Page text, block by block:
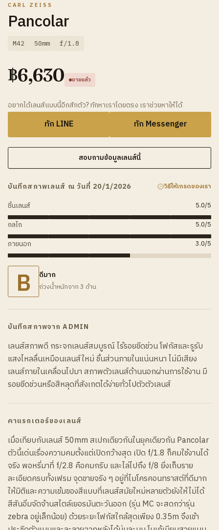
CARL ZEISS
Pancolar
M42 50mm f/1.8
฿6,630 ขายแล้ว
อยากได้เลนส์แบบนี้อีกสักตัว? ทักหาเราโดยตรง เราช่วยหาให้ได้
ทัก LINE ทัก Messenger
สอบถามข้อมูลเลนส์นี้
บันทึกสภาพเลนส์ ณ วันที่ 20/1/2026 วิธีให้เกรดของเรา
ชิ้นเลนส์ 5.0/5
กลไก 5.0/5
ภายนอก 3.0/5
B ดีมาก
ถ่วงน้ำหนักจาก 3 ด้าน
บันทึกสภาพจาก ADMIN
เลนส์สภาพดี กระจกเลนส์สมบูรณ์ ไร้รอยขีดข่วน โฟกัสและรูรับ
แสงไหลลื่นเหมือนเลนส์ใหม่ ชิ้นส่วนภายในแน่นหนา ไม่มีเสียง
เลนส์ภายในเคลื่อนไปมา สภาพตัวเลนส์ด้านนอกผ่านการใช้งาน มี
รอยขีดข่วนหรือสีหลุดที่สังเกตได้ง่ายทั่วไปตัวตัวเลนส์
คาแรกเตอร์ของเลนส์
เมื่อเทียบกับเลนส์ 50mm สเปกเดียวกันในยุคเดียวกัน Pancolar
ตัวนี้เด่นเรื่องความคมตั้งแต่เปิดกว้างสุด เปิด f/1.8 ก็คมใช้งานได้
จริง พอหรี่มาที่ f/2.8 คือคมกริบ และไล่ไปถึง f/8 ยิ่งเก็บราย
ละเอียดครบทั้งเฟรม จุดขายจริง ๆ อยู่ที่ไมโครคอนทราสต์ที่ดีมาก
ให้มิติและความเข้มของสีแบบที่เลนส์สมัยใหม่หลายตัวยังให้ไม่ได้
สีสันอิ่มจัดจ้านสไตล์เยอรมันตะวันออก (รุ่น MC จะสดกว่ารุ่น
zebra อยู่เล็กน้อย) ด้วยระยะโฟกัสใกล้สุดเพียง 0.35m จึงเข้า